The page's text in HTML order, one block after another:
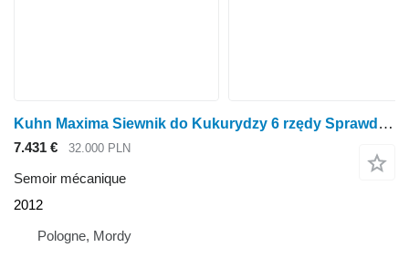
Kuhn Maxima Siewnik do Kukurydzy 6 rzędy Sprawdzony Kverneland Accord
7.431 € 32.000 PLN
Semoir mécanique
2012
Pologne, Mordy